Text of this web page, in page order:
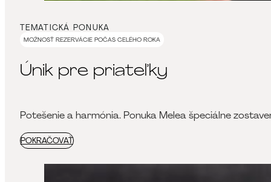
MOŽNOSŤ REZERVÁCIE POČAS CELÉHO ROKA
Únik pre priateľky
TEMATICKÁ PONUKA
Potešenie a harmónia. Ponuka Melea špeciálne
POKRAČOVAŤ